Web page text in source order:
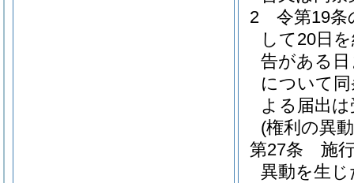
2
令第19
して20日
告がある
について
よる届出
(権利の異
第27条
施
異動を生